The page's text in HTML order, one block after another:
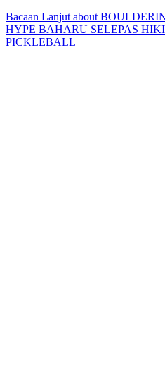
Bacaan Lanjut about
HYPE BAHARU SELEPAS
PICKLEBALL